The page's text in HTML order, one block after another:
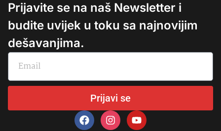
Prijavite se na naš Newsletter i
budite uvijek u toku sa najnovijim
dešavanjima.
Prijavi se